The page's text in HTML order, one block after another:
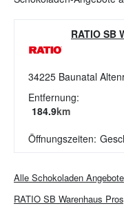
RATIO SB
34225 Baunatal
Entfernung:
184.9km
Öffnungszeiten:
Alle Schokoladen Angebote
RATIO SB Warenhaus